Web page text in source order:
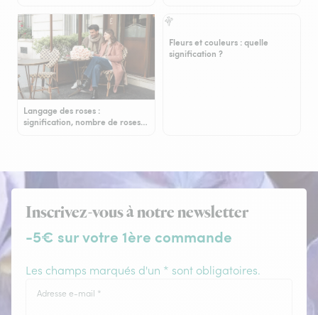
Langage des roses :
signification, nombre de roses…
Fleurs et couleurs : quelle
signification ?
Inscrivez-vous à notre newsletter
-5€ sur votre 1ère commande
Les champs marqués d'un * sont obligatoires.
Adresse e-mail *